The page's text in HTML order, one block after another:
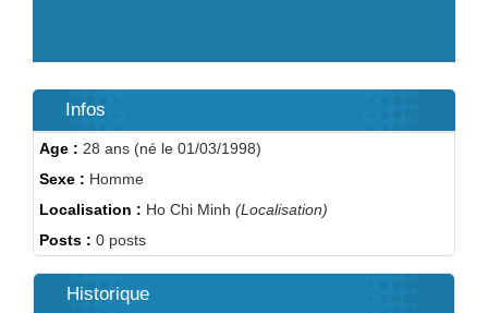
Infos
Age : 28 ans (né le 01/03/1998)
Sexe : Homme
Localisation : Ho Chi Minh (Localisation)
Posts : 0 posts
Historique